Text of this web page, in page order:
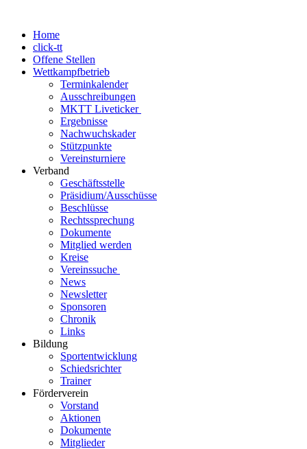
Home
click-tt
Offene Stellen
Wettkampfbetrieb
Terminkalender
Ausschreibungen
MKTT Liveticker
Ergebnisse
Nachwuchskader
Stützpunkte
Vereinsturniere
Verband
Geschäftsstelle
Präsidium/Ausschüsse
Beschlüsse
Rechtssprechung
Dokumente
Mitglied werden
Kreise
Vereinssuche
News
Newsletter
Sponsoren
Chronik
Links
Bildung
Sportentwicklung
Schiedsrichter
Trainer
Förderverein
Vorstand
Aktionen
Dokumente
Mitglieder